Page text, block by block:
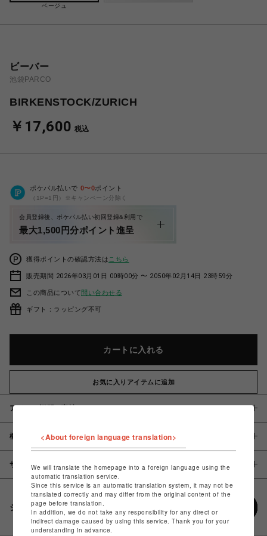
ベージュ
ビーバー
池袋PARCO
BIRKENSTOCK/ZURICH
￥17,600 税込
ポケパル払いで 0〜0ポイント
（1P=1円）※キャンペーン分除く
会員登録後、ポケパル払い初回登録&利用で
最大1,500円分ポイント進呈
獲得ポイントの確認方法は こちら
販売期間 2026年03月01日 00時00分 〜 2050年02月14日 23時59分
この商品について問い合わせる
ギフト：ラッピング不可
カートに入れる
お気に入りアイテムに追加
アイテム説明 / 素材
概要
サイズ
シェアする
<About foreign language translation>
We will translate the homepage into a foreign language using the
automatic translation service.
Since this service is an automatic translation system, it may not be
translated correctly and may differ from the original content of the
page before translation.
In addition, we do not take any responsibility for any direct or
indirect damage caused by using this service. Thank you for your
understanding in advance.